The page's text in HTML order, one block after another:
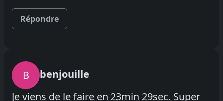
Répondre
B
benjouille
Je viens de le faire en 23min 29sec. Super